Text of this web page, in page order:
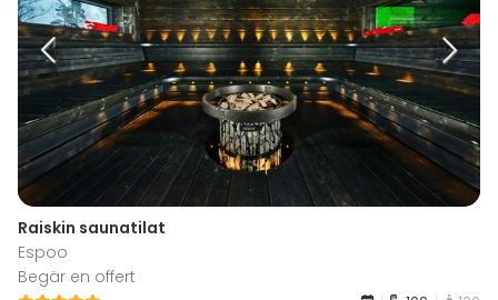
Raiskin saunatilat
Espoo
Begär en offert